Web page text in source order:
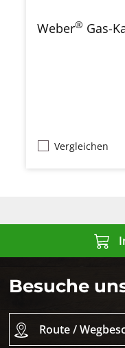
Weber® Gas-
Vergleichen
Besuche
Route /